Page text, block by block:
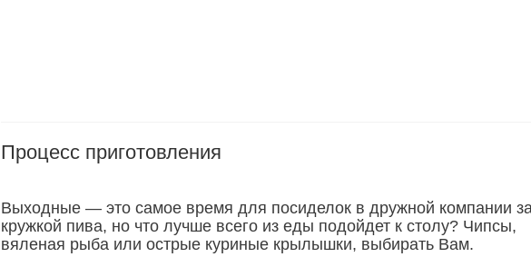
Процесс приготовления
Выходные — это самое время для посиделок в дружной компании
кружкой пива, но что лучше всего из еды подойдет к столу? Чипсы,
вяленая рыба или острые куриные крылышки, выбирать Вам.